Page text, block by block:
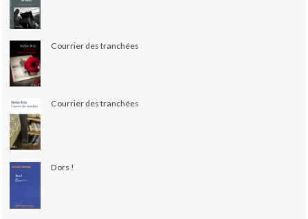
Courrier des tranchées
Courrier des tranchées
Dors !